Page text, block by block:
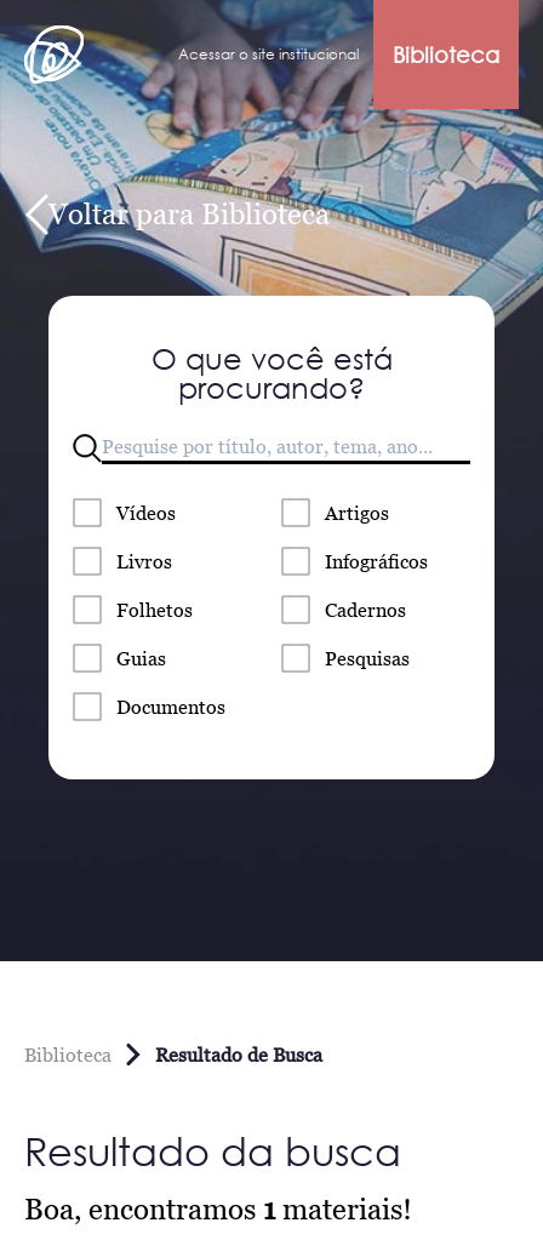
Acessar o site institucional Biblioteca
Voltar para Biblioteca
O que você está
procurando?
Vídeos Artigos
Livros Infográficos
Folhetos Cadernos
Guias Pesquisas
Documentos
Biblioteca Resultado de Busca
Resultado da busca
Boa, encontramos 1materiais!